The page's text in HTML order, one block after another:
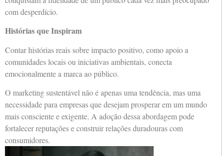
com desperdício.
Histórias que Inspiram
Contar histórias reais sobre impacto positivo, como apoio a
comunidades locais ou iniciativas ambientais, conecta
emocionalmente a marca ao público.
O marketing sustentável não é apenas uma tendência, mas uma
necessidade para empresas que desejam prosperar em um mundo
mais consciente e exigente. A adoção dessa abordagem pode
fortalecer reputações e construir relações duradouras com
consumidores.